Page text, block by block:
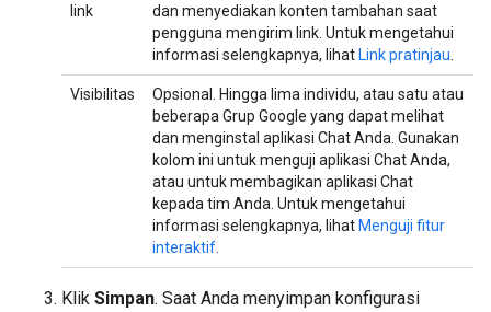
link
dan menyediakan konten tambahan saat
pengguna mengirim link. Untuk mengetahui
informasi selengkapnya, lihat Link pratinjau
Visibilitas
Opsional. Hingga lima individu, atau satu atau
beberapa Grup Google yang dapat melihat
dan menginstal aplikasi Chat Anda. Gunakan
kolom ini untuk menguji aplikasi Chat Anda,
atau untuk membagikan aplikasi Chat
kepada tim Anda. Untuk mengetahui
informasi selengkapnya, lihat Menguji fitur
interaktif
Klik Simpan. Saat Anda menyimpan konfigurasi